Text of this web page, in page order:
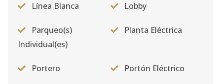
Línea Blanca Lobby
Parqueo(s)
Individual(es)
Planta Eléctrica
Portero Portón Eléctrico